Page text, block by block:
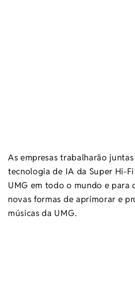
As empresas trabalharão
tecnologia de IA da Super Hi-
UMG em todo o mundo e para
novas formas de aprimorar e
músicas da UMG.